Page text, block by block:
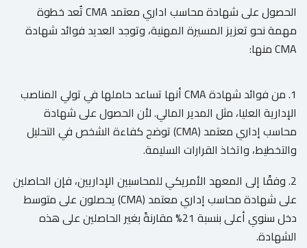
الحصول على شهادة محاسب اداري معتمد CMA تُعد خطوة
مهمة نحو تعزيز المسيرة المهنية، وتوجد العديد فوائد شهادة
CMA منها:
1. من فوائد شهادة CMA أنها تساعد حاملها في تولي المناصب
الإدارية العليا، مثل المدير المالي. لأن الحصول على شهادة
محاسب إداري معتمد (CMA) توضح كفاءة الشخص في التحليل
والتخطيط، واتخاذ القرارات السليمة.
2. وفقًا إلى المعهد الأمريكي للمحاسبين الإداريين، فإن الحاصلين
على شهادة محاسب إداري معتمد (CMA) يحصلون على متوسط
دخل سنوي أعلى بنسبة 21% مقارنةً بغير الحاصلين على هذه
الشهادة.